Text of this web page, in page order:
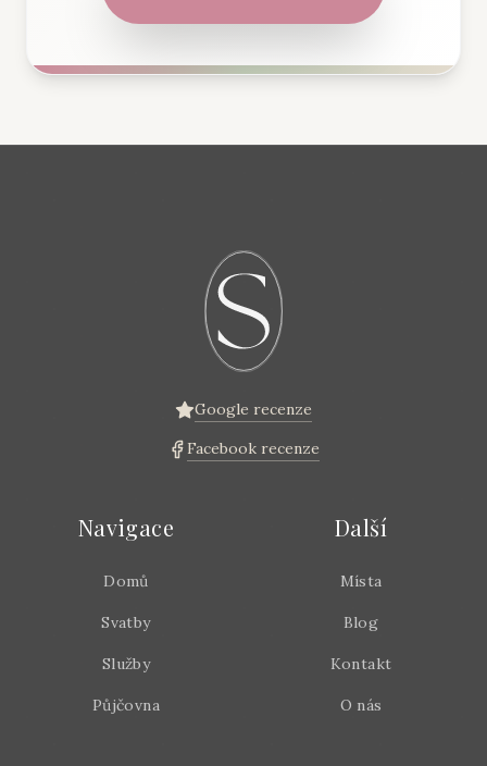
Google recenze
Facebook recenze
Navigace
Domů
Svatby
Služby
Půjčovna
Další
Místa
Blog
Kontakt
O nás